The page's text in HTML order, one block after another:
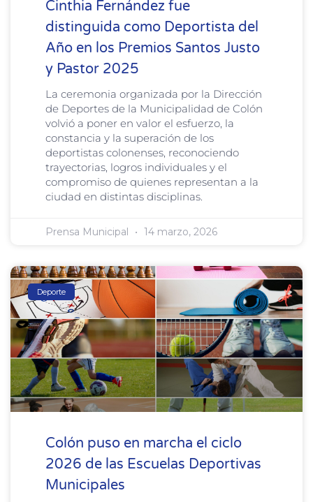
Cinthia Fernández fue
distinguida como Deportista del
Año en los Premios Santos Justo
y Pastor 2025
La ceremonia organizada por la Dirección
de Deportes de la Municipalidad de Colón
volvió a poner en valor el esfuerzo, la
constancia y la superación de los
deportistas colonenses, reconociendo
trayectorias, logros individuales y el
compromiso de quienes representan a la
ciudad en distintas disciplinas.
Prensa Municipal 14 marzo, 2026
Deporte
Colón puso en marcha el ciclo
2026 de las Escuelas Deportivas
Municipales